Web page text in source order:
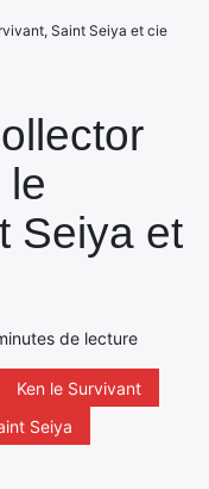
le
Seiya et
de lecture
Ken le Survivant
Seiya
Saint Seiya et cie